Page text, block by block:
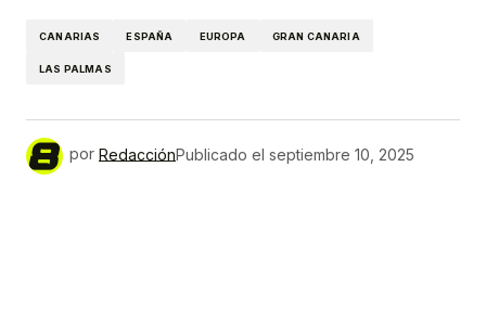
CANARIAS ESPAÑA EUROPA GRAN CANARIA
LAS PALMAS
por RedacciónPublicado el septiembre 10, 2025